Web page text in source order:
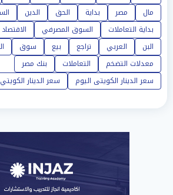
مال
مصر بداية الحق الدين
بداية التعاملات
السوق المصرفي
البن
العربي تراجع بيع سوق
معدلات التضخم
التعاملات
بنك مصر
سعر الدينار الكويتى اليوم
سعر الدينار الكويتي